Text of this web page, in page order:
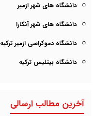
دانشگاه های شهر ازمیر
دانشگاه های شهر آنکارا
دانشگاه دموکراسی ازمیر ترکیه
دانشگاه بیتلیس ترکیه
آخرین مطالب ارسالی